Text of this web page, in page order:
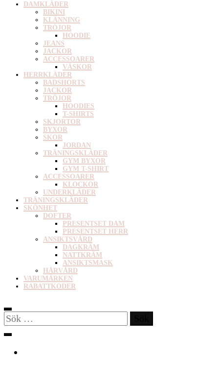
DAMKLÄDER
BIKINI
KLÄNNING
TRÖJOR
HOODIE
JEANS
JACKOR
ACCESSOARER
VÄSKOR
HERRKLÄDER
BADSHORTS
JACKOR
TRÖJOR
HOODIES
T-SHIRTS
SKJORTOR
BYXOR
SKOR
JORDAN
TRÄNINGSKLÄDER
GYM BYXOR
GYM T-SHIRT
ACCESSOARER
KLOCKOR
UNDERKLÄDER
TRÄNINGSKLÄDER
SKÖNHET
DOFTER
PRESENTSET DAM
PRESENTSET HERR
ANSIKTSVÅRD
DAGKRÄM
NATTKRÄM
ANSIKTSMASK
HÅRVÅRD
VARUMÄRKEN
RABATTKODER
Sök
efter: